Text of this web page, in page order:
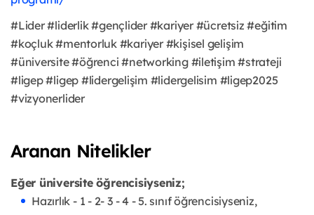
#Lider #liderlik #gençlider #kariyer #ücretsiz #eğitim
#koçluk #mentorluk #kariyer #kişisel gelişim
#üniversite #öğrenci #networking #iletişim #strateji
#ligep #ligep #lidergelişim #lidergelisim #ligep2025
#vizyonerlider
Aranan Nitelikler
Eğer üniversite öğrencisiyseniz;
Hazırlık - 1 - 2- 3 - 4 - 5. sınıf öğrencisiyseniz,